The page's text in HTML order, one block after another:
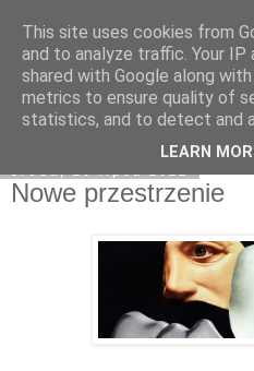
Na obrzeżach
Nowe przestrzenie
This site uses cookies from
and to analyze traffic. Your IP
shared with Google along
metrics to ensure quality of
statistics, and to detect and
LEARN